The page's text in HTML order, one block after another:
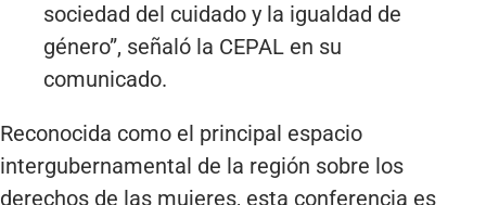
sociedad del cuidado y la igualdad de
género”, señaló la CEPAL en su
comunicado.
Reconocida como el principal espacio
intergubernamental de la región sobre los
derechos de las mujeres, esta conferencia es